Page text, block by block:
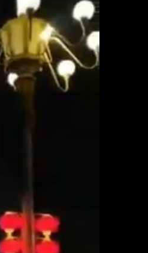
社区入口
发现内容
话题广场
论坛大厅
热门排行
用户服务
个人主页
会员权益
消息中心